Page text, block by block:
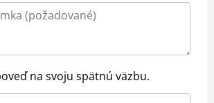
na svoju spätnú väzbu.